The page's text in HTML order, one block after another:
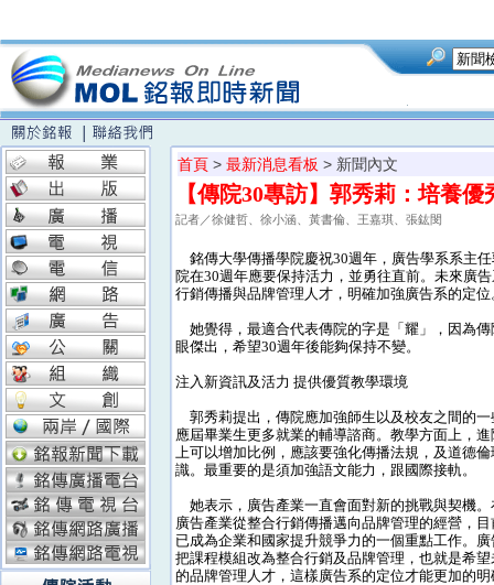
首頁 > 最新消息看板 > 新聞內文
【傳院30專訪】郭秀莉：培養
記者／徐健哲、徐小涵、黃書倫、王嘉琪、張鈜閔
銘傳大學傳播學院慶祝30週年，廣告學系系主
院在30週年應要保持活力，並勇往直前。未來廣
行銷傳播與品牌管理人才，明確加強廣告系的定位
她覺得，最適合代表傳院的字是「耀」，因為
眼傑出，希望30週年後能夠保持不變。
注入新資訊及活力 提供優質教學環境
郭秀莉提出，傳院應加強師生以及校友之間的
應屆畢業生更多就業的輔導諮商。教學方面上，
上可以增加比例，應該要強化傳播法規，及道德
識。最重要的是須加強語文能力，跟國際接軌。
她表示，廣告產業一直會面對新的挑戰與契機
廣告產業從整合行銷傳播邁向品牌管理的經營，
已成為企業和國家提升競爭力的一個重點工作。
把課程模組改為整合行銷及品牌管理，也就是希
的品牌管理人才，這樣廣告系的定位才能更加的